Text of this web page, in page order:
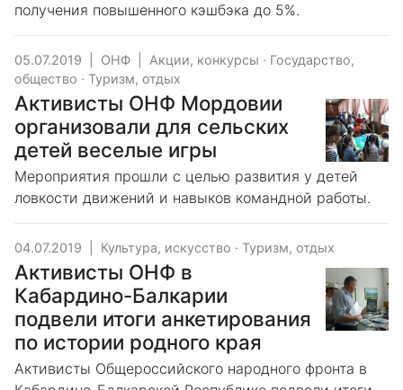
получения повышенного кэшбэка до 5%.
05.07.2019 ОНФ Акции, конкурсы · Государство,
общество · Туризм, отдых
Активисты ОНФ Мордовии
организовали для сельских
детей веселые игры
Мероприятия прошли с целью развития у детей
ловкости движений и навыков командной работы.
04.07.2019 Культура, искусство · Туризм, отдых
Активисты ОНФ в
Кабардино-Балкарии
подвели итоги анкетирования
по истории родного края
Активисты Общероссийского народного фронта в